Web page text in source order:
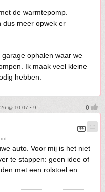
de warmtepomp.
dus meer opwek er
ophalen waar we
Ik maak veel kleine
hebben.
@ 10:07 • 9
auto. Voor mij is het niet
te stappen: geen idee of
met een rolstoel en